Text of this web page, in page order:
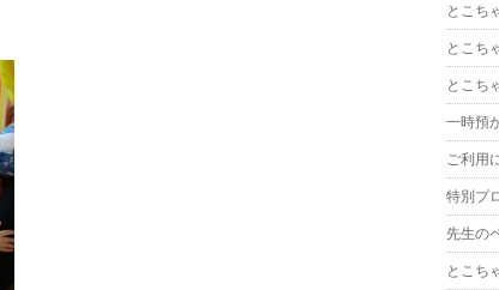
とこち
とこち
とこち
一時預
ご利用
特別プ
先生の
とこち